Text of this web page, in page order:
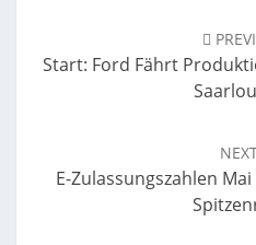
Start: Ford Fährt
E-Zulassungszahlen